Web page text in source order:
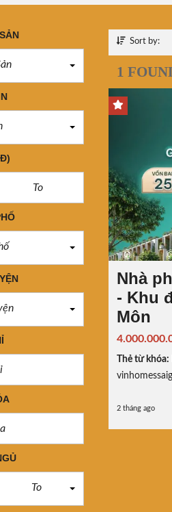
To
Sort by:
1
Nhà
- Khu
Môn
Thẻ từ khóa:
2 tháng ago